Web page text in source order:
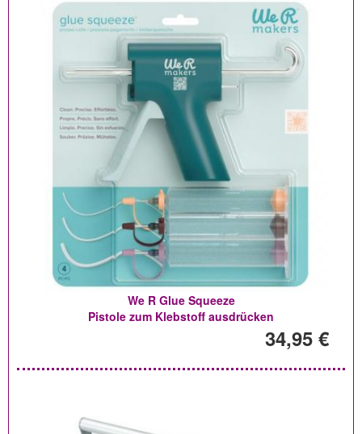
We R Glue Squeeze
Pistole zum Klebstoff ausdrücken
34,95 €